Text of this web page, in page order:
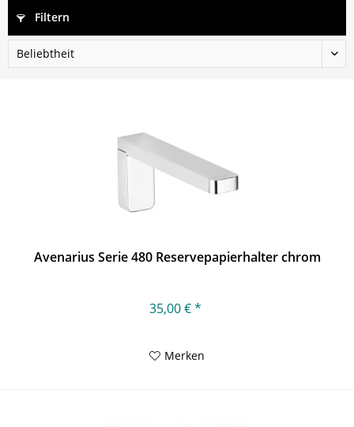
Filtern
Avenarius Serie 480 Reservepapierhalter chrom
35,00 € *
Merken